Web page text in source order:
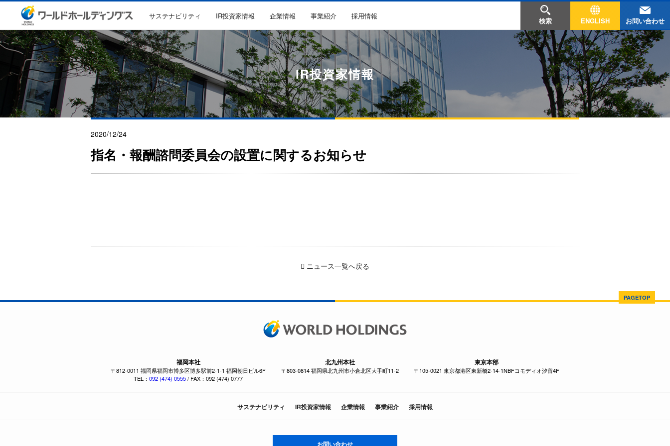
サステナビリティ IR投資家情報 企業情報 事業紹介 採用情報
検索 ENGLISH お問い合わせ
IR投資家情報
2020/12/24
指名・報酬諮問委員会の設置に関するお知らせ
ニュース一覧へ戻る
PAGETOP
福岡本社
〒812-0011 福岡県福岡市博多区博多駅前2-1-1 福岡朝日ビル6F
TEL： 092 (474) 0555/ FAX：092 (474) 0777
北九州本社
〒803-0814 福岡県北九州市小倉北区大手町11-2
東京本部
〒105-0021 東京都港区東新橋2-14-1NBFコモディオ汐留4F
サステナビリティ IR投資家情報 企業情報 事業紹介 採用情報
お問い合わせ